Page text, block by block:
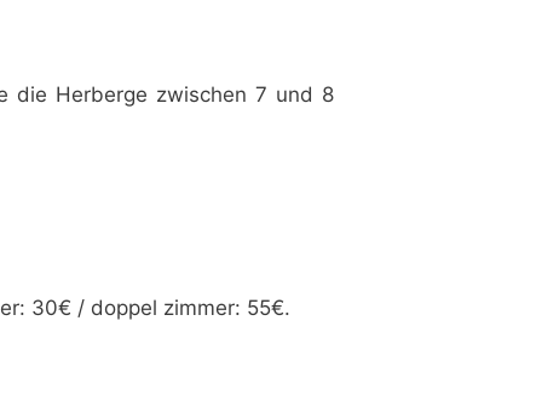
die Herberge zwischen 7 und 8
30€ / doppel zimmer: 55€.